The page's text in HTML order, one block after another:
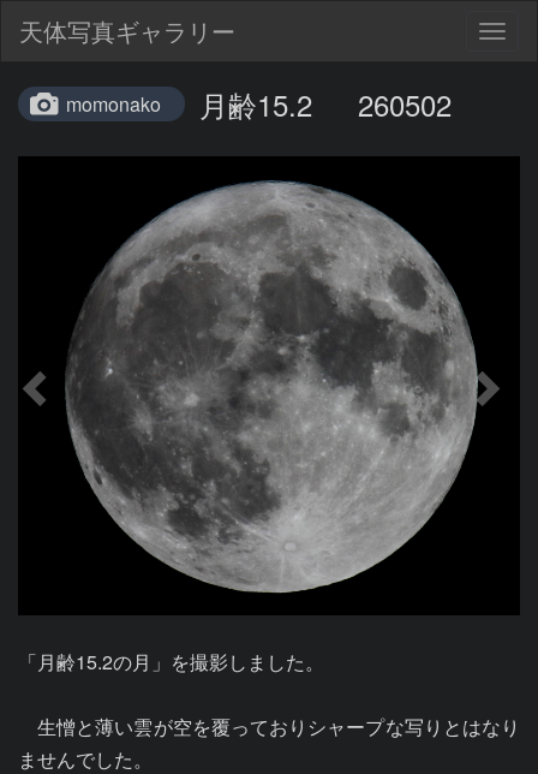
天体写真ギャラリー
momonako 月齢15.2 260502
「月齢15.2の月」を撮影しました。
生憎と薄い雲が空を覆っておりシャープな写りとはなり
ませんでした。